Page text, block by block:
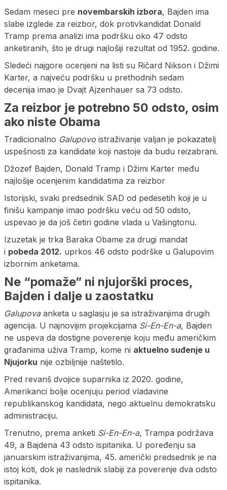
Sedam meseci pre novembarskih izbora, Bajden ima
slabe izglede za reizbor, dok protivkandidat Donald
Tramp prema analizi ima podršku oko 47 odsto
anketiranih, što je drugi najlošiji rezultat od 1952. godine.
Sledeći najgore ocenjeni na listi su Ričard Nikson i Džimi
Karter, a najveću podršku u prethodnih sedam
decenija imao je Dvajt Ajzenhauer sa 73 odsto.
Za reizbor je potrebno 50 odsto, osim
ako niste Obama
Tradicionalno Galupovo istraživanje valjan je pokazatelj
uspešnosti za kandidate koji nastoje da budu reizabrani.
Džozef Bajden, Donald Tramp i Džimi Karter među
najlošije ocenjenim kandidatima za reizbor
Istorijski, svaki predsednik SAD od pedesetih koji je u
finišu kampanje imao podršku veću od 50 odsto,
uspevao je da još četiri godine vlada u Vašingtonu.
Izuzetak je trka Baraka Obame za drugi mandat
i pobeda 2012. uprkos 46 odsto podrške u Galupovim
izbornim anketama.
Ne “pomaže” ni njujorški proces,
Bajden i dalje u zaostatku
Galupovaanketa u saglasju je sa istraživanjima drugih
agencija. U najnovijim projekcijama Si-En-En-a, Bajden
ne uspeva da dostigne poverenje koju među američkim
građanima uživa Tramp, kome ni aktuelno suđenje u
Njujorku nije ozbiljnije naštetilo.
Pred revanš dvojice suparnika iz 2020. godine,
Amerikanci bolje ocenjuju period vladavine
republikanskog kandidata, nego aktuelnu demokratsku
administraciju.
Trenutno, prema anketi Si-En-En-a, Trampa podržava
49, a Bajdena 43 odsto ispitanika. U poređenju sa
januarskim istraživanjima, 45. američki predsednik je na
istoj koti, dok je naslednik slabiji za poverenje dva odsto
ispitanika.